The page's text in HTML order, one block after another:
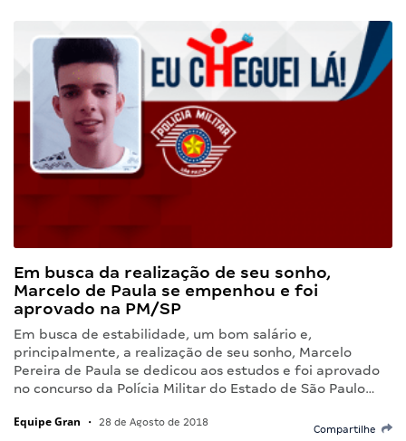
Em busca da realização de seu sonho,
Marcelo de Paula se empenhou e foi
aprovado na PM/SP
Em busca de estabilidade, um bom salário e,
principalmente, a realização de seu sonho, Marcelo
Pereira de Paula se dedicou aos estudos e foi aprovado
no concurso da Polícia Militar do Estado de São Paulo…
Equipe Gran • 28 de Agosto de 2018
Compartilhe